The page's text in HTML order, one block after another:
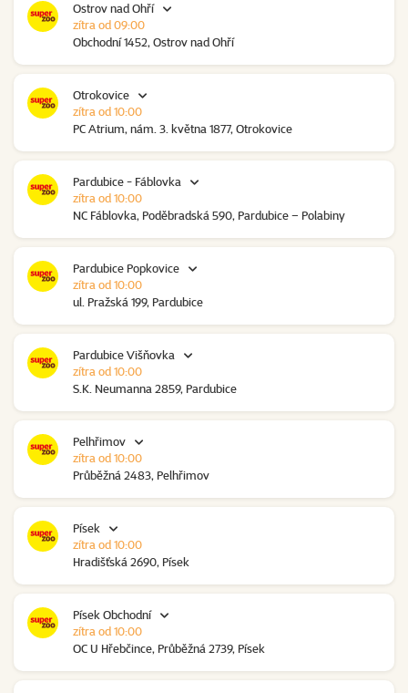
Ostrov nad Ohří
Obchodní 1452, Ostrov nad Ohří
zítra od 09:00
Otrokovice
PC Atrium, nám. 3. května 1877, Otrokovice
zítra od 10:00
Pardubice - Fáblovka
NC Fáblovka, Poděbradská 590, Pardubice – Polabiny
zítra od 10:00
Pardubice Popkovice
ul. Pražská 199, Pardubice
zítra od 10:00
Pardubice Višňovka
S.K. Neumanna 2859, Pardubice
zítra od 10:00
Pelhřimov
Průběžná 2483, Pelhřimov
zítra od 10:00
Písek
Hradišťská 2690, Písek
zítra od 10:00
Písek Obchodní
OC U Hřebčince, Průběžná 2739, Písek
zítra od 10:00